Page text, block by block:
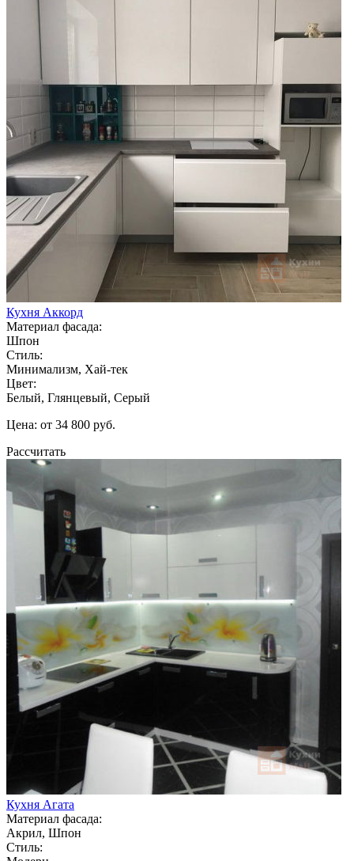
Кухня Аккорд
Материал фасада:
Шпон
Стиль:
Минимализм, Хай-тек
Цвет:
Белый, Глянцевый, Серый
Цена: от 34 800 руб.
Рассчитать
Кухня Агата
Материал фасада:
Акрил, Шпон
Стиль: